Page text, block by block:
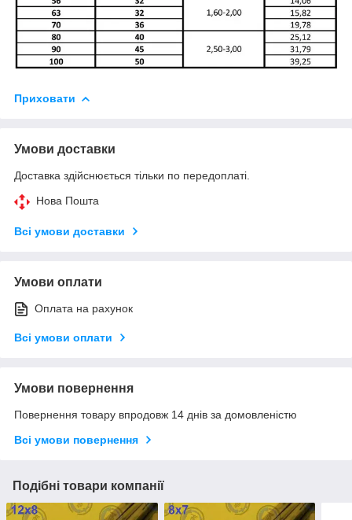
Приховати
Умови доставки
Доставка здійснюється тільки по передоплаті.
Нова Пошта
Всі умови доставки
Умови оплати
Оплата на рахунок
Всі умови оплати
Умови повернення
Повернення товару впродовж 14 днів за домовленістю
Всі умови повернення
Подібні товари компанії